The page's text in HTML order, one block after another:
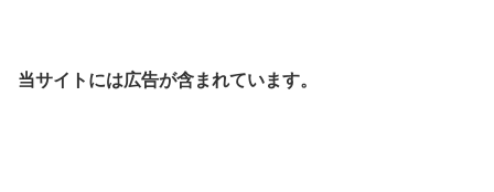
当サイトには広告が含まれています。